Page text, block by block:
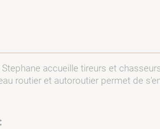
accueille tireurs et
routier et autoroutier permet de